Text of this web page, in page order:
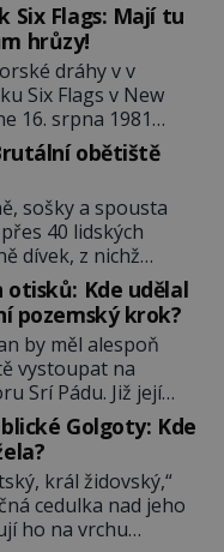
Six Flags: Mají tu
hrůzy!
dráhy v v
Six Flags v New
16. srpna 1981
technik Scott
zem! Zranění jsou
životem. „Nepoužil
osvětlí
tiskový mluvčí
mu dávají za
je v pořádku.“ A
roku […]
obětiště
sošky a spousta
40 lidských
dívek, z nichž
hlavu a
To je slavný
V Evropě
který dodnes
Jeho koníčkem
zvířena“, a díky
je hlavně lékař,
organismů.
(1821–1897) […]
otisků: Kde udělal
pozemský krok?
by měl alespoň
vystoupat na
Srí Pádu. Již její
prozradí
„Svatá stopa“.
čí že ta
je…? O její
referuje již Marco
Není se co divit,
Golgoty: Kde
král židovský,“
cedulka nad jeho
ho na vrchu